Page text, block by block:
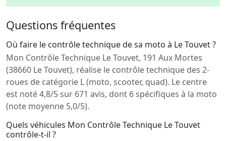
Questions fréquentes
Où faire le contrôle technique de sa moto à Le Touvet ?
Mon Contrôle Technique Le Touvet, 191 Aux Mortes
(38660 Le Touvet), réalise le contrôle technique des 2-
roues de catégorie L (moto, scooter, quad). Le centre
est noté 4,8/5 sur 671 avis, dont 6 spécifiques à la moto
(note moyenne 5,0/5).
Quels véhicules Mon Contrôle Technique Le Touvet
contrôle-t-il ?